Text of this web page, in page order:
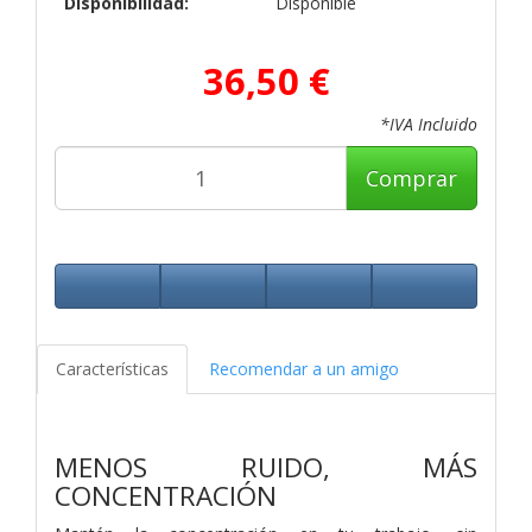
36,50 €
*IVA Incluido
Comprar
Características Recomendar a un amigo
MENOS RUIDO, MÁS
CONCENTRACIÓN